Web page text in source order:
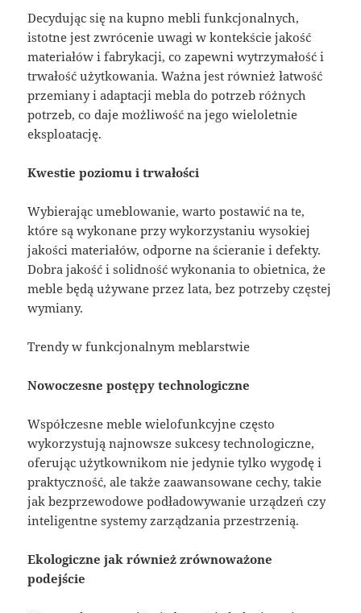
Decydując się na kupno mebli funkcjonalnych,
istotne jest zwrócenie uwagi w kontekście jakość
materiałów i fabrykacji, co zapewni wytrzymałość i
trwałość użytkowania. Ważna jest również łatwość
przemiany i adaptacji mebla do potrzeb różnych
potrzeb, co daje możliwość na jego wieloletnie
eksploatację.
Kwestie poziomu i trwałości
Wybierając umeblowanie, warto postawić na te,
które są wykonane przy wykorzystaniu wysokiej
jakości materiałów, odporne na ścieranie i defekty.
Dobra jakość i solidność wykonania to obietnica, że
meble będą używane przez lata, bez potrzeby częstej
wymiany.
Trendy w funkcjonalnym meblarstwie
Nowoczesne postępy technologiczne
Współczesne meble wielofunkcyjne często
wykorzystują najnowsze sukcesy technologiczne,
oferując użytkownikom nie jedynie tylko wygodę i
praktyczność, ale także zaawansowane cechy, takie
jak bezprzewodowe podładowywanie urządzeń czy
inteligentne systemy zarządzania przestrzenią.
Ekologiczne jak również zrównoważone
podejście